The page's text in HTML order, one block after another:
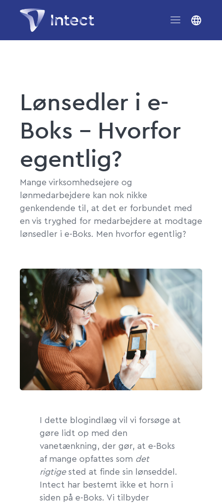
Lønsedler i e-
Boks – Hvorfor
egentlig?
Mange virksomhedsejere og
lønmedarbejdere kan nok nikke
genkendende til, at det er forbundet med
en vis tryghed for medarbejdere at modtage
lønsedler i e-Boks. Men hvorfor egentlig?
I dette blogindlæg vil vi forsøge at
gøre lidt op med den
vanetænkning, der gør, at e-Boks
af mange opfattes som det
rigtige sted at finde sin lønseddel.
Intect har bestemt ikke et horn i
siden på e-Boks. Vi tilbyder